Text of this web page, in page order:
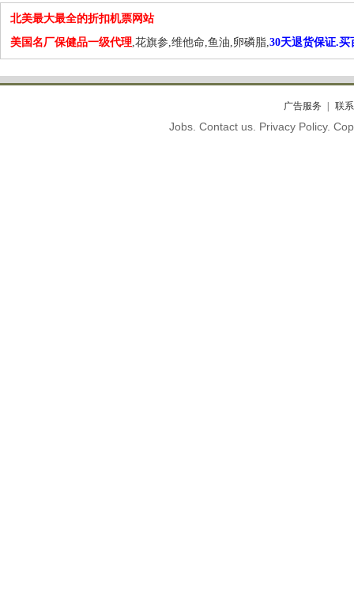
北美最大最全的折扣机票网站
美国名厂保健品一级代理,花旗参,维他命,鱼油,卵磷脂,30天退货保证.买
广告服务 联
Jobs. Contact us. Privacy Policy.